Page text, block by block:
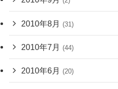
2010年8月 (31)
2010年7月 (44)
2010年6月 (20)